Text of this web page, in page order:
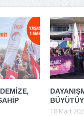
18 Mart